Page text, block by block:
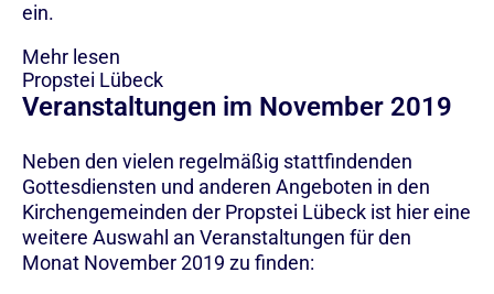
ein.
Mehr lesen
Propstei Lübeck
Veranstaltungen im November 2019
Neben den vielen regelmäßig stattfindenden
Gottesdiensten und anderen Angeboten in den
Kirchengemeinden der Propstei Lübeck ist hier eine
weitere Auswahl an Veranstaltungen für den
Monat November 2019 zu finden: